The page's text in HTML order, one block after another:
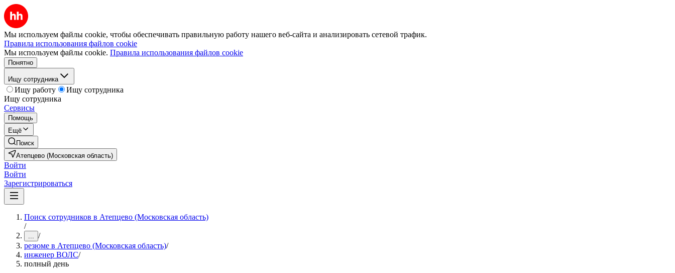
Мы используем файлы cookie, чтобы обеспечивать правильную работу нашего веб-сайта и анализировать сетевой трафик.
Правила использования файлов cookie
Мы используем файлы cookie. Правила использования файлов cookie
Понятно
Ищу сотрудника
Ищу работу
Ищу сотрудника
Ищу сотрудника
Сервисы
Помощь
Ещё
Поиск
Атепцево (Московская область)
Войти
Войти
Зарегистрироваться
Поиск сотрудников в Атепцево (Московская область)
/
... /
резюме в Атепцево (Московская область)/
инженер ВОЛС/
полный день